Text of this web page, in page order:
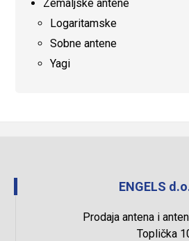
Zemaljske antene
Logaritamske
Sobne antene
Yagi
ENGELS
Prodaja antena i
Toplička